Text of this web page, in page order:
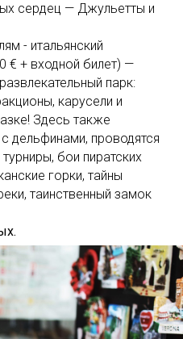
сердец — Джульетты и
- итальянский
€ + входной билет) —
парк:
карусели и
Здесь также
дельфинами, проводятся
бои пиратских
горки, тайны
таинственный замок